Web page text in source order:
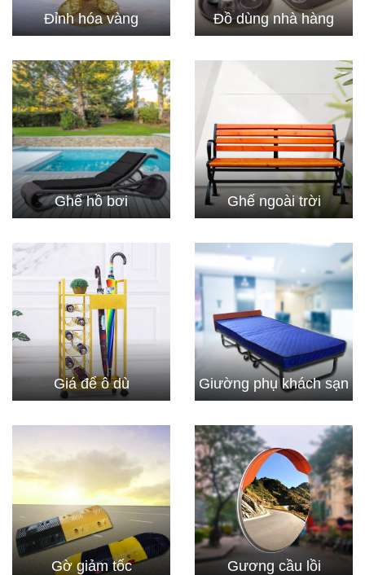
Đỉnh hóa vàng Đồ dùng nhà hàng
Ghế hồ bơi Ghế ngoài trời
Giá để ô dù Giường phụ khách sạn
Gờ giảm tốc Gương cầu lồi